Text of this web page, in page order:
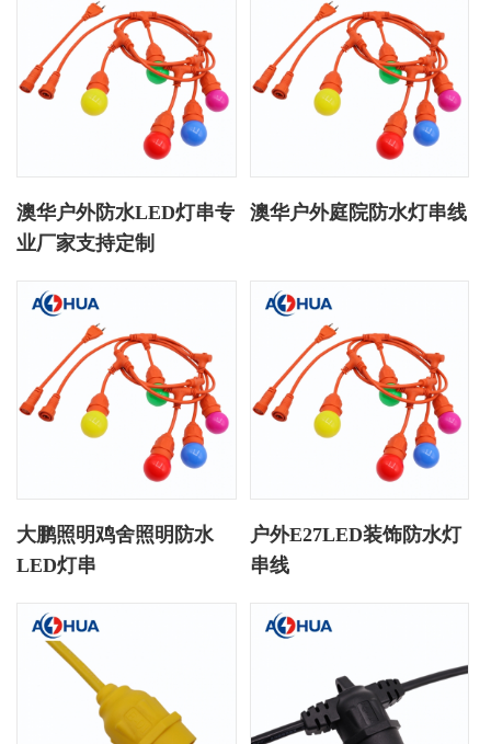
澳华户外防水LED灯串专
业厂家支持定制
澳华户外庭院防水灯串线
大鹏照明鸡舍照明防水
LED灯串
户外E27LED装饰防水灯
串线